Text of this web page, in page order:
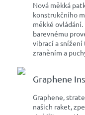
Nová měkká
konstrukčního
měkké
barevnému
vibrací a
zraněním a
Graphene
Graphene,
našich raket,